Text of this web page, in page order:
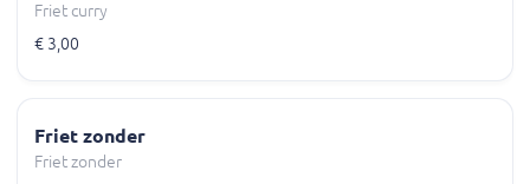
Friet curry
€ 3,00
Friet zonder
Friet zonder